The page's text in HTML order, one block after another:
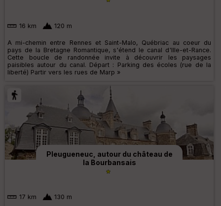
16 km 120 m
A mi-chemin entre Rennes et Saint-Malo, Québriac au coeur du
pays de la Bretagne Romantique, s'étend le canal d'Ille-et-Rance.
Cette boucle de randonnée invite à découvrir les paysages
paisibles autour du canal. Départ : Parking des écoles (rue de la
liberté) Partir vers les rues de Marp »
Pleugueneuc, autour du château de
la Bourbansais
17 km 130 m